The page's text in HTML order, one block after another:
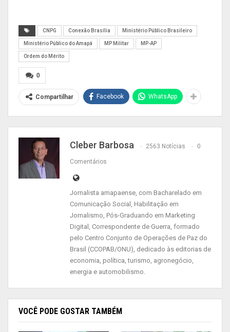
Público Militar, na categoria Grã Cruz, entregue
pelo procurador-geral de Justiça Militar, Antônio
Pereira Duarte. A honraria é um reconhecimento
às personalidades que prestaram relevantes
serviços à sociedade brasileira.
A solenidade de entrega das comendas foi
realizada no Auditório da Procuradoria-Geral de
CNPG Conexão Brasília Ministério Público Brasileiro
Ministério Público do Amapá MP Militar MP-AP
Ordem do Mérito
0
Compartilhar Facebook WhatsApp
Cleber Barbosa 2563 Notícias 0
Comentários
Jornalista amapaense, com Bacharelado em
Comunicação Social, Habilitação em
Jornalismo, Pós-Graduando em Marketing
Digital, Correspondente de Guerra, formado
pelo Centro Conjunto de Operações de Paz do
Brasil (CCOPAB/ONU), dedicado às editorias de
economia, política, turismo, agronegócio,
energia e automobilismo.
VOCÊ PODE GOSTAR TAMBÉM